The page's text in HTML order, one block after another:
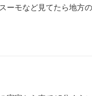
ーモなど見てたら地方